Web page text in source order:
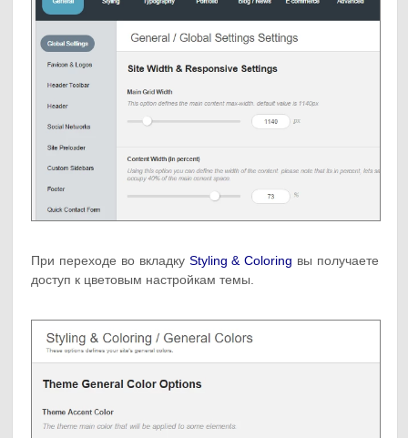
При переходе во вкладку Styling & Coloring вы получаете
доступ к цветовым настройкам темы.